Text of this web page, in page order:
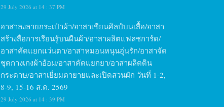
29 July 2026 at 14 : 37 PM
อาสาลงลายกระเป๋าผ้า/อาสาเขียนศิลป์บนเสื้อ/อาสา
สร้างสื่อการเรียนรู้บนผืนผ้า/อาสาผลิตแฟลชการ์ด/
อาสาคัดแยกแว่นตา/อาสาหมอนหนุนอุ่นรัก/อาสาจัด
ชุดกางเกงผ้าอ้อม/อาสาคัดแยกยา/อาสาผลิตดิน
กระดาษ/อาสาเยี่ยมตายายและเปิดสวนผัก วันที่ 1-2,
8-9, 15-16 ส.ค. 2569
29 July 2026 at 14 : 39 PM